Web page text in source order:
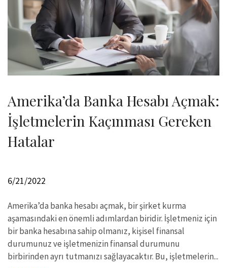
Amerika’da Banka Hesabı Açmak:
İşletmelerin Kaçınması Gereken
Hatalar
6/21/2022
Amerika’da banka hesabı açmak, bir şirket kurma
aşamasındaki en önemli adımlardan biridir. İşletmeniz için
bir banka hesabına sahip olmanız, kişisel finansal
durumunuz ve işletmenizin finansal durumunu
birbirinden ayrı tutmanızı sağlayacaktır. Bu, işletmelerin...